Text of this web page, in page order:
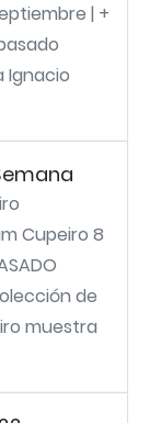
| +
Ignacio
Cupeiro 8
de
muestra